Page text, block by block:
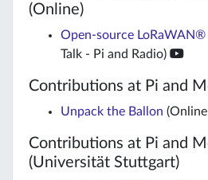
(Online)
Open-source
Talk - Pi and Radio)
Contributions at Pi and
Unpack the Ballon
Contributions at Pi and
(Universität Stuttgart)